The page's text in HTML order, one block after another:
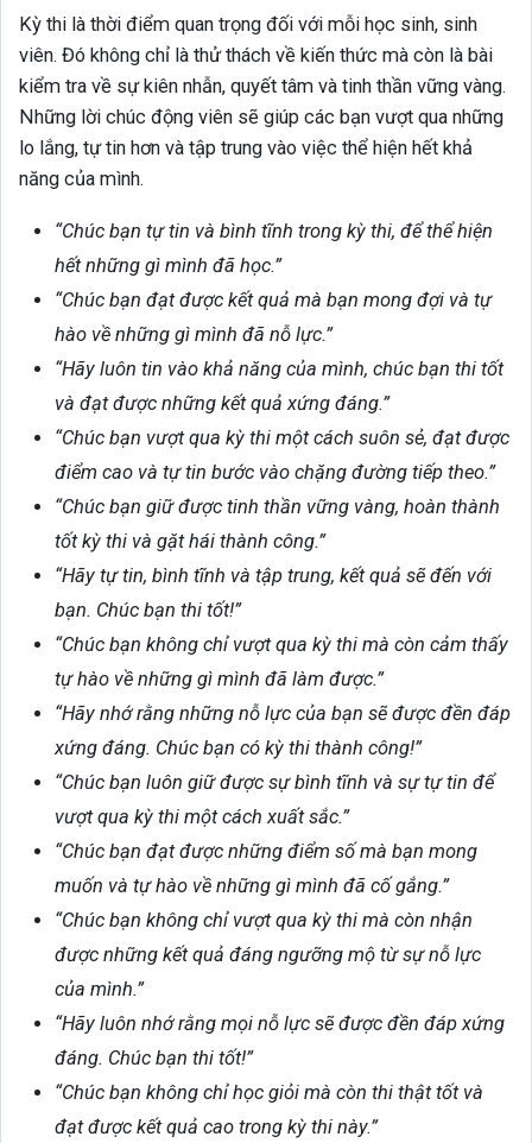
Kỳ thi là thời điểm quan trọng đối với mỗi học sinh, sinh
viên. Đó không chỉ là thử thách về kiến thức mà còn là bài
kiểm tra về sự kiên nhẫn, quyết tâm và tinh thần vững vàng.
Những lời chúc động viên sẽ giúp các bạn vượt qua những
lo lắng, tự tin hơn và tập trung vào việc thể hiện hết khả
năng của mình.
“Chúc bạn tự tin và bình tĩnh trong kỳ thi, để thể hiện
hết những gì mình đã học.”
“Chúc bạn đạt được kết quả mà bạn mong đợi và tự
hào về những gì mình đã nỗ lực.”
“Hãy luôn tin vào khả năng của mình, chúc bạn thi tốt
và đạt được những kết quả xứng đáng.”
“Chúc bạn vượt qua kỳ thi một cách suôn sẻ, đạt được
điểm cao và tự tin bước vào chặng đường tiếp theo.”
“Chúc bạn giữ được tinh thần vững vàng, hoàn thành
tốt kỳ thi và gặt hái thành công.”
“Hãy tự tin, bình tĩnh và tập trung, kết quả sẽ đến với
bạn. Chúc bạn thi tốt!”
“Chúc bạn không chỉ vượt qua kỳ thi mà còn cảm thấy
tự hào về những gì mình đã làm được.”
“Hãy nhớ rằng những nỗ lực của bạn sẽ được đền đáp
xứng đáng. Chúc bạn có kỳ thi thành công!”
“Chúc bạn luôn giữ được sự bình tĩnh và sự tự tin để
vượt qua kỳ thi một cách xuất sắc.”
“Chúc bạn đạt được những điểm số mà bạn mong
muốn và tự hào về những gì mình đã cố gắng.”
“Chúc bạn không chỉ vượt qua kỳ thi mà còn nhận
được những kết quả đáng ngưỡng mộ từ sự nỗ lực
của mình.”
“Hãy luôn nhớ rằng mọi nỗ lực sẽ được đền đáp xứng
đáng. Chúc bạn thi tốt!”
“Chúc bạn không chỉ học giỏi mà còn thi thật tốt và
đạt được kết quả cao trong kỳ thi này.”